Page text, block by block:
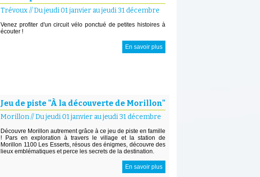
Trévoux//Du jeudi 01 janvier au jeudi 31 décembre
Venez profiter d'un circuit vélo ponctué de petites histoires à
écouter !
En savoir plus
Jeu de piste "À la découverte de Morillon"
Morillon//Du jeudi 01 janvier au jeudi 31 décembre
Découvre Morillon autrement grâce à ce jeu de piste en famille
! Pars en exploration à travers le village et la station de
Morillon 1100 Les Esserts, résous des énigmes, découvre des
lieux emblématiques et perce les secrets de la destination.
En savoir plus